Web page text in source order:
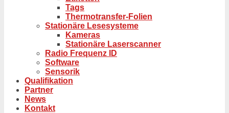
Tags
Thermotransfer-Folien
Stationäre Lesesysteme
Kameras
Stationäre Laserscanner
Radio Frequenz ID
Software
Sensorik
Qualifikation
Partner
News
Kontakt